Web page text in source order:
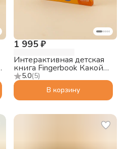
5.0(5)
1 995 ₽
Интерактивная детская
книга Fingerbook Какой
бывает транспорт
В корзину